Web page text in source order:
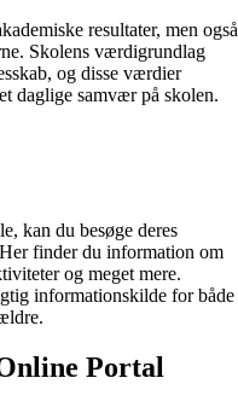
resultater, men også
Skolens værdigrundlag
og disse værdier
daglige samvær på skolen.
kan du besøge deres
finder du information om
og meget mere.
informationskilde for både
Portal